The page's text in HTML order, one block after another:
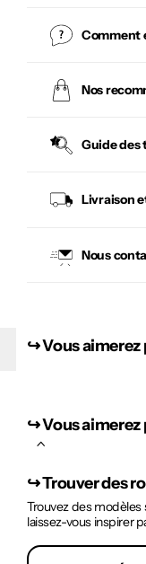
Comment
Nos
Guide des
Livraison
Nous
↪︎ Vous
↪︎ Vous
↪︎Trouver des
Trouvez des modèles
laissez-vous inspirer